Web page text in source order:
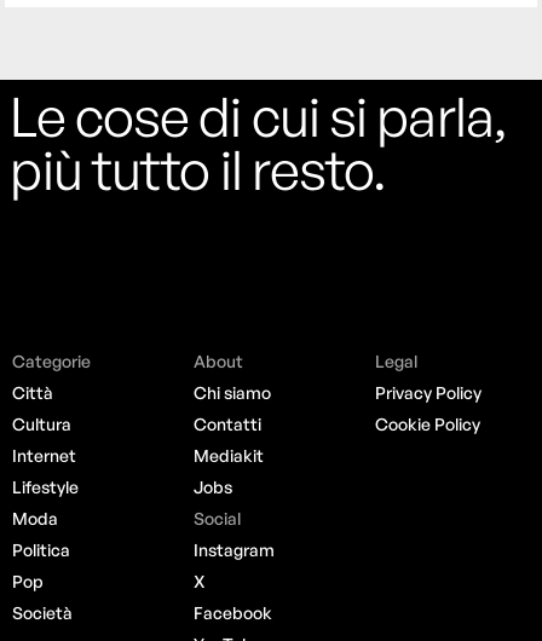
Le cose di cui si parla,
più tutto il resto.
Categorie
Città
Cultura
Internet
Lifestyle
Moda
Politica
Pop
Società
About
Chi siamo
Contatti
Mediakit
Jobs
Social
Instagram
X
Facebook
Legal
Privacy Policy
Cookie Policy